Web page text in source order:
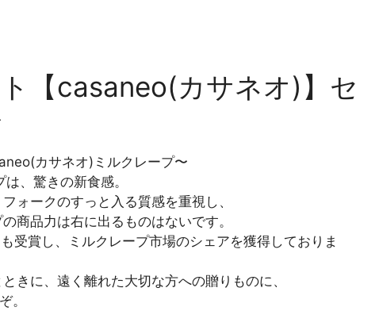
【casaneo(カサネオ)】セ
カサネオ)ミルクレープ〜
、驚きの新食感。
ォークのすっと入る質感を重視し、
商品力は右に出るものはないです。
受賞し、ミルクレープ市場のシェアを獲得しておりま
きに、遠く離れた大切な方への贈りものに、
。